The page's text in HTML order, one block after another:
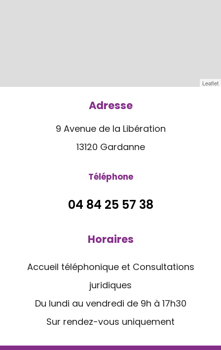
Leaflet
Adresse
9 Avenue de la Libération
13120 Gardanne
Téléphone
04 84 25 57 38
Horaires
Accueil téléphonique et Consultations
juridiques
Du lundi au vendredi de 9h à 17h30
Sur rendez-vous uniquement